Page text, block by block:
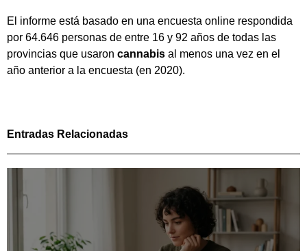
El informe está basado en una encuesta online respondida
por 64.646 personas de entre 16 y 92 años de todas las
provincias que usaron cannabis al menos una vez en el
año anterior a la encuesta (en 2020).
Entradas Relacionadas